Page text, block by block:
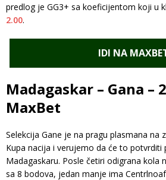
predlog je GG3+ sa koeficijentom koji u
2.00.
IDI NA
Madagaskar – Gana –
MaxBet
Selekcija Gane je na pragu plasmana na
Kupa nacija i verujemo da će to potvrditi
Madagaskaru. Posle četiri odigrana kola
sa 8 bodova, jedan manje ima